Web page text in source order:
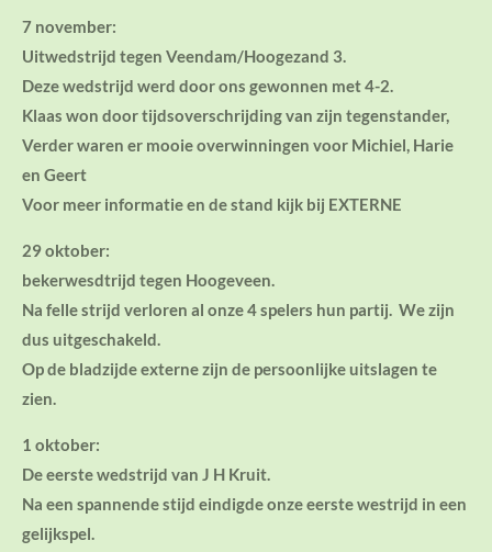
7 november:
Uitwedstrijd tegen Veendam/Hoogezand 3.
Deze wedstrijd werd door ons gewonnen met 4-2.
Klaas won door tijdsoverschrijding van zijn tegenstander,
Verder waren er mooie overwinningen voor Michiel, Harie
en Geert
Voor meer informatie en de stand kijk bij EXTERNE
29 oktober:
bekerwesdtrijd tegen Hoogeveen.
Na felle strijd verloren al onze 4 spelers hun partij. We zijn
dus uitgeschakeld.
Op de bladzijde externe zijn de persoonlijke uitslagen te
zien.
1 oktober:
De eerste wedstrijd van J H Kruit.
Na een spannende stijd eindigde onze eerste westrijd in een
gelijkspel.